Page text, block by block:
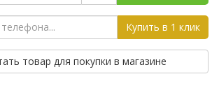
Купить в 1 клик
товар для покупки в магазине